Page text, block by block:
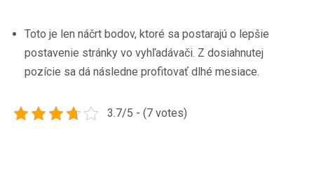
Toto je len náčrt bodov, ktoré sa postarajú o lepšie
postavenie stránky vo vyhľadávači. Z dosiahnutej
pozície sa dá následne profitovať dlhé mesiace.
3.7/5 - (7 votes)